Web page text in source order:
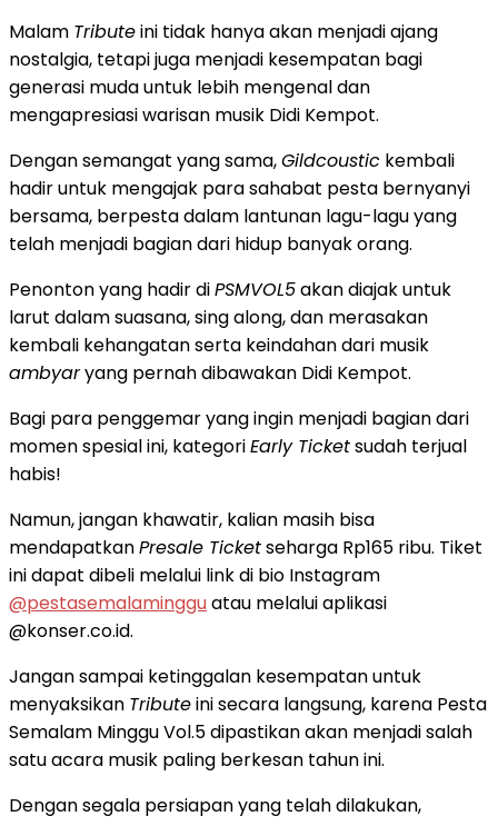
Malam Tributeini tidak hanya akan menjadi ajang
nostalgia, tetapi juga menjadi kesempatan bagi
generasi muda untuk lebih mengenal dan
mengapresiasi warisan musik Didi Kempot.
Dengan semangat yang sama,Gildcoustic kembali
hadir untuk mengajak para sahabat pesta bernyanyi
bersama, berpesta dalam lantunan lagu-lagu yang
telah menjadi bagian dari hidup banyak orang.
Penonton yang hadir diPSMVOL5akan diajak untuk
larut dalam suasana, sing along, dan merasakan
kembali kehangatan serta keindahan dari musik
ambyaryang pernah dibawakan Didi Kempot.
Bagi para penggemar yang ingin menjadi bagian dari
momen spesial ini, kategoriEarly Ticketsudah terjual
habis!
Namun, jangan khawatir, kalian masih bisa
mendapatkanPresale Ticketseharga Rp165 ribu. Tiket
ini dapat dibeli melalui link di bio Instagram
@pestasemalamingguatau melalui aplikasi
@konser.co.id.
Jangan sampai ketinggalan kesempatan untuk
menyaksikan Tributeini secara langsung, karena Pesta
Semalam Minggu Vol.5 dipastikan akan menjadi salah
satu acara musik paling berkesan tahun ini.
Dengan segala persiapan yang telah dilakukan,